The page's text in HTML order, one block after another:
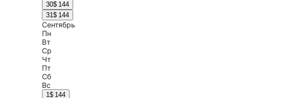
30$ 144
31$ 144
Сентябрь
Пн
Вт
Ср
Чт
Пт
Сб
Вс
1$ 144